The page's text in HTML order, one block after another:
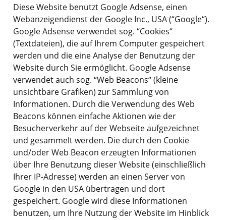
Diese Website benutzt Google Adsense, einen
Webanzeigendienst der Google Inc., USA (“Google“).
Google Adsense verwendet sog. “Cookies“
(Textdateien), die auf Ihrem Computer gespeichert
werden und die eine Analyse der Benutzung der
Website durch Sie ermöglicht. Google Adsense
verwendet auch sog. “Web Beacons“ (kleine
unsichtbare Grafiken) zur Sammlung von
Informationen. Durch die Verwendung des Web
Beacons können einfache Aktionen wie der
Besucherverkehr auf der Webseite aufgezeichnet
und gesammelt werden. Die durch den Cookie
und/oder Web Beacon erzeugten Informationen
über Ihre Benutzung dieser Website (einschließlich
Ihrer IP-Adresse) werden an einen Server von
Google in den USA übertragen und dort
gespeichert. Google wird diese Informationen
benutzen, um Ihre Nutzung der Website im Hinblick